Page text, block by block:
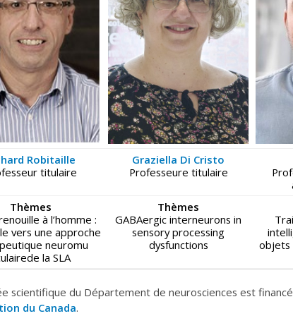
Robitaille
titulaire
Graziella Di Cristo
Professeure titulaire
Thèmes
à l’homme :
vers une approche
neuromu
la SLA
Thèmes
GABAergic interneurons in
sensory processing
dysfunctions
objets
scientifique du Département de neurosciences est
du Canada.